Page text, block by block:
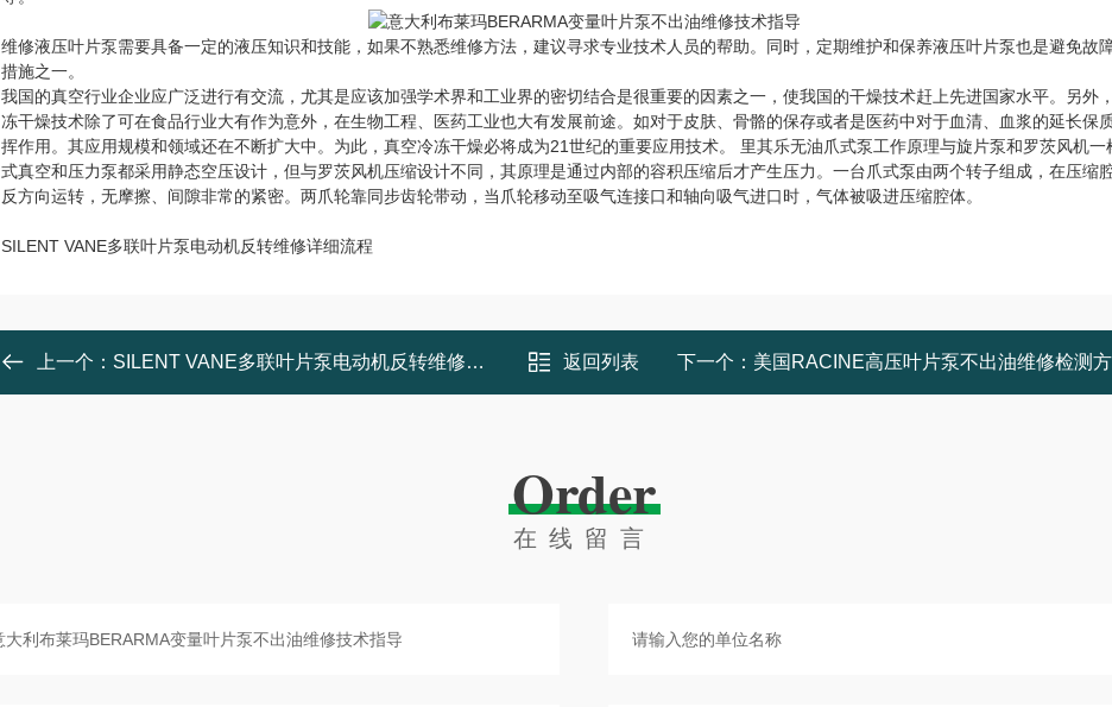
维修液压叶片泵需要具备一定的液压知识和技能，如果不熟悉维修方法，建议寻求专业技术人员的帮助。同时，定期维护和保养液压叶片泵也是避免故
措施之一。
我国的真空行业企业应广泛进行有交流，尤其是应该加强学术界和工业界的密切结合是很重要的因素之一，使我国的干燥技术赶上先进国家水平。另外
冻干燥技术除了可在食品行业大有作为意外，在生物工程、医药工业也大有发展前途。如对于皮肤、骨骼的保存或者是医药中对于血清、血浆的延长保
挥作用。其应用规模和领域还在不断扩大中。为此，真空冷冻干燥必将成为21世纪的重要应用技术。 里其乐无油爪式泵工作原理与旋片泵和罗茨风机一
式真空和压力泵都采用静态空压设计，但与罗茨风机压缩设计不同，其原理是通过内部的容积压缩后才产生压力。一台爪式泵由两个转子组成，在压缩
反方向运转，无摩擦、间隙非常的紧密。两爪轮靠同步齿轮带动，当爪轮移动至吸气连接口和轴向吸气进口时，气体被吸进压缩腔体。
SILENT VANE多联叶片泵电动机反转维修详细流程
上一个： SILENT VANE多联叶片泵电动机反转维修详细流程 返回列表 下一个： 美国RACINE高压叶片泵不出油维修检测
Order
在线留言